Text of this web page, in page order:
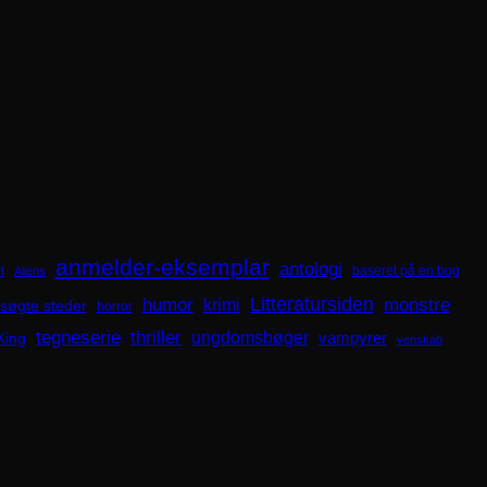
Aliens anmelder-eksemplar antologi baseret på en bog
steder horror humor krimi Litteratursiden monstre
tegneserie thriller ungdomsbøger vampyrer venskab